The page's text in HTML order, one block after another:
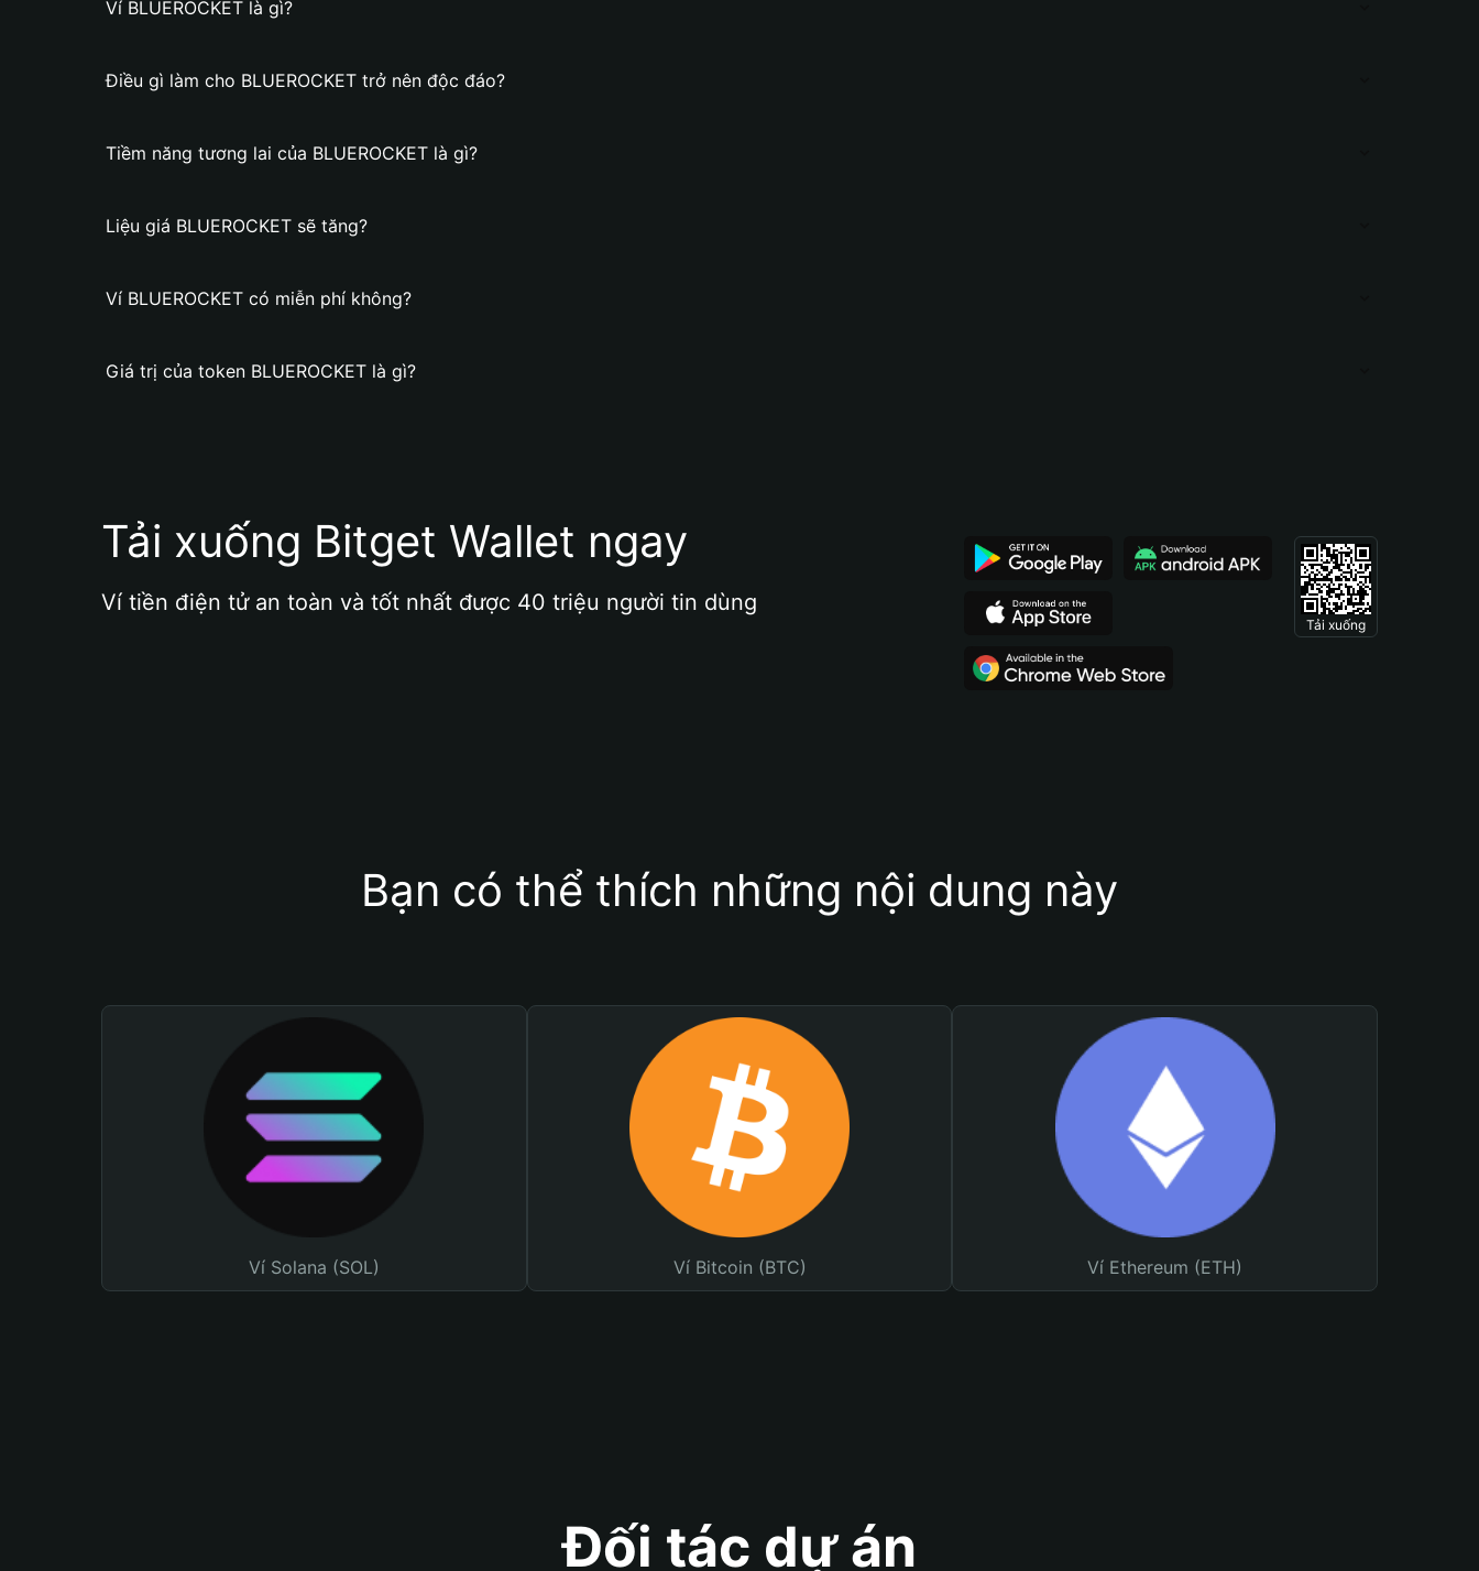
Ví BLUEROCKET là gì?
Điều gì làm cho BLUEROCKET trở nên độc đáo?
Tiềm năng tương lai của BLUEROCKET là gì?
Liệu giá BLUEROCKET sẽ tăng?
Ví BLUEROCKET có miễn phí không?
Giá trị của token BLUEROCKET là gì?
Tải xuống Bitget Wallet ngay
Ví tiền điện tử an toàn và tốt nhất được 40 triệu người tin dùng
Tải xuống
Bạn có thể thích những nội dung này
Ví Solana (SOL) Ví Bitcoin (BTC) Ví Ethereum (ETH)
Đối tác dự án